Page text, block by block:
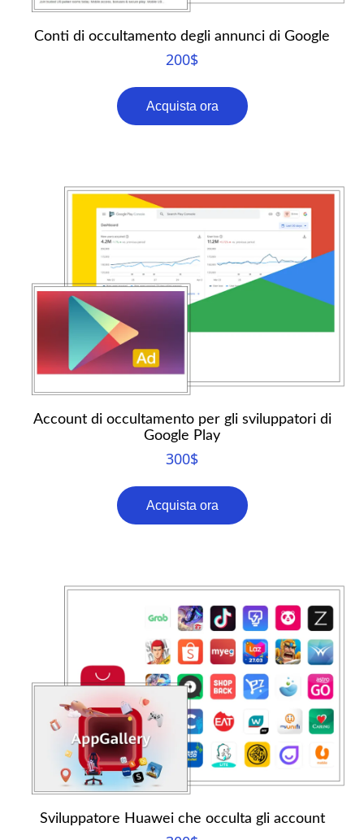
Conti di occultamento degli annunci di Google
200$
Acquista ora
Account di occultamento per gli sviluppatori di
Google Play
300$
Acquista ora
Sviluppatore Huawei che occulta gli account